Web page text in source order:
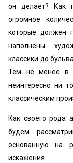
он делает? Как
огромное
которые должен
наполнены
классики до
Тем не менее в
неинтересно ни
классическим
Как своего рода
будем
основанную на
искажения.